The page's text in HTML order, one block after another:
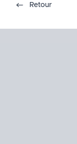
Retour